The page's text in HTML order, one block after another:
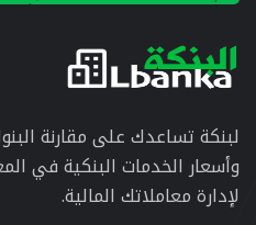
لبنكة تساعدك على مقارنة
وأسعار الخدمات البنكية في
لإدارة معاملاتك المالية.